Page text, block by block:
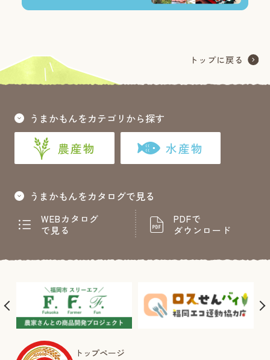
うまかもんをカテゴリから探す
農産物 水産物
うまかもんをカタログで見る
WEBカタログ
で見る
PDFで
ダウンロード
トップページ